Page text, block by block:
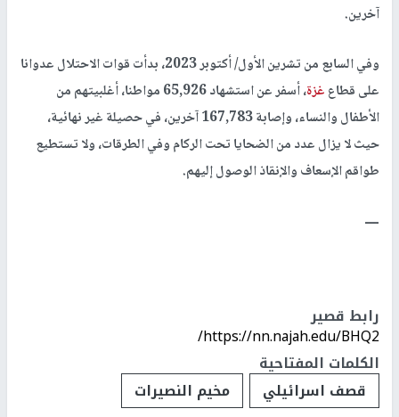
آخرين.
وفي السابع من تشرين الأول/ أكتوبر 2023، بدأت قوات الاحتلال عدوانا
على قطاعغزة
، أسفر عن استشهاد 65,926 مواطنا، أغلبيتهم من
الأطفال والنساء، وإصابة 167,783 آخرين، في حصيلة غير نهائية،
حيث لا يزال عدد من الضحايا تحت الركام وفي الطرقات، ولا تستطيع
طواقم الإسعاف والإنقاذ الوصول إليهم.
ــــ
رابط قصير
https://nn.najah.edu/BHQ2/
الكلمات المفتاحية
قصف اسرائيلي
مخيم النصيرات